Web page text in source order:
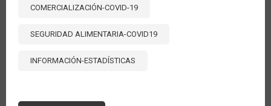
COMERCIALIZACIÓN-COVID-19
SEGURIDAD ALIMENTARIA-COVID19
INFORMACIÓN-ESTADÍSTICAS